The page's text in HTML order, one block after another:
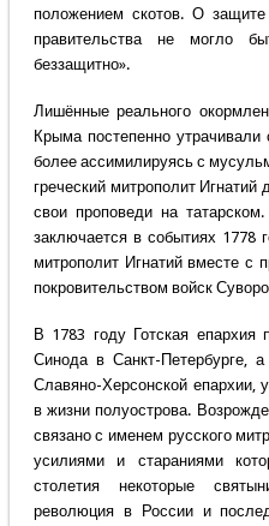
положением скотов. О защите
правительства не могло
беззащитно».
Лишённые реального
Крыма постепенно
более ассимилируясь с
греческий митрополит
свои проповеди на
заключается в событиях 1778
митрополит Игнатий вместе с
покровительством войск
В 1783 году Готская
Синода в Санкт-Петербурге,
Славяно-Херсонской епархии,
в жизни полуострова.
связано с именем русского
усилиями и стараниями
столетия некоторые
революция в России и